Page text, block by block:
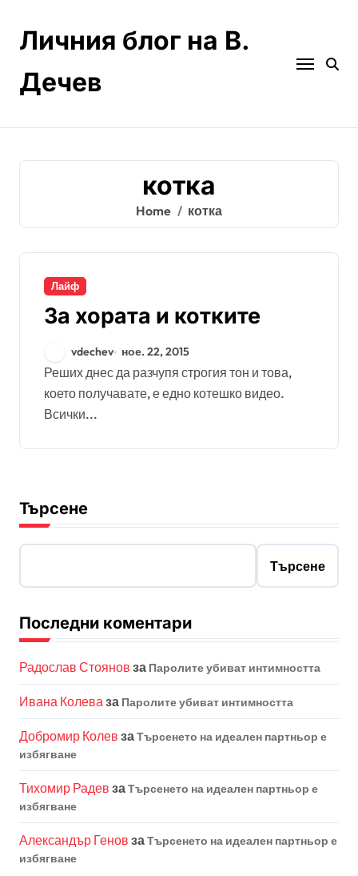
contentЛичния блог на В.
Дечев
котка
Home котка
Лайф
За хората и котките
vdechev ное. 22, 2015
Реших днес да разчупя строгия тон и това,
което получавате, е едно котешко видео.
Всички...
Търсене
Търсене
Последни коментари
Радослав Стоянов за Паролите убиват интимността
Ивана Колеваза Паролите убиват интимността
Добромир Колев заТърсенето на идеален партньор е
избягване
Тихомир Радев заТърсенето на идеален партньор е
избягване
Александър Генов заТърсенето на идеален партньор е
избягване